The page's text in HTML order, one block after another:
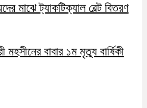
মাঝে ট্যাকটিক্যাল বেল্ট বিতরণ
মহসীনের বাবার ১ম মৃত্যু বার্ষিকী